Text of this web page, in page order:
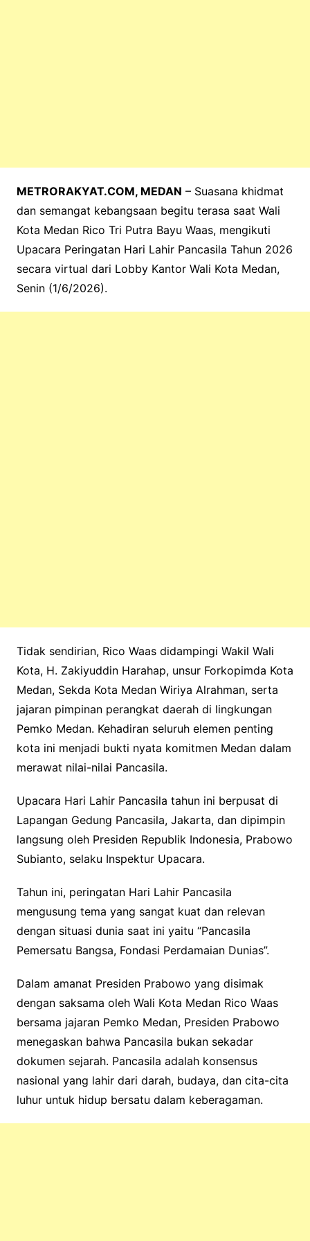
METRORAKYAT.COM, MEDAN – Suasana khidmat
dan semangat kebangsaan begitu terasa saat Wali
Kota Medan Rico Tri Putra Bayu Waas, mengikuti
Upacara Peringatan Hari Lahir Pancasila Tahun 2026
secara virtual dari Lobby Kantor Wali Kota Medan,
Senin (1/6/2026).
Tidak sendirian, Rico Waas didampingi Wakil Wali
Kota, H. Zakiyuddin Harahap, unsur Forkopimda Kota
Medan, Sekda Kota Medan Wiriya Alrahman, serta
jajaran pimpinan perangkat daerah di lingkungan
Pemko Medan. Kehadiran seluruh elemen penting
kota ini menjadi bukti nyata komitmen Medan dalam
merawat nilai-nilai Pancasila.
Upacara Hari Lahir Pancasila tahun ini berpusat di
Lapangan Gedung Pancasila, Jakarta, dan dipimpin
langsung oleh Presiden Republik Indonesia, Prabowo
Subianto, selaku Inspektur Upacara.
Tahun ini, peringatan Hari Lahir Pancasila
mengusung tema yang sangat kuat dan relevan
dengan situasi dunia saat ini yaitu “Pancasila
Pemersatu Bangsa, Fondasi Perdamaian Dunias”.
​Dalam amanat Presiden Prabowo yang disimak
dengan saksama oleh Wali Kota Medan Rico Waas
bersama jajaran Pemko Medan, Presiden Prabowo
menegaskan bahwa Pancasila bukan sekadar
dokumen sejarah. Pancasila adalah konsensus
nasional yang lahir dari darah, budaya, dan cita-cita
luhur untuk hidup bersatu dalam keberagaman.